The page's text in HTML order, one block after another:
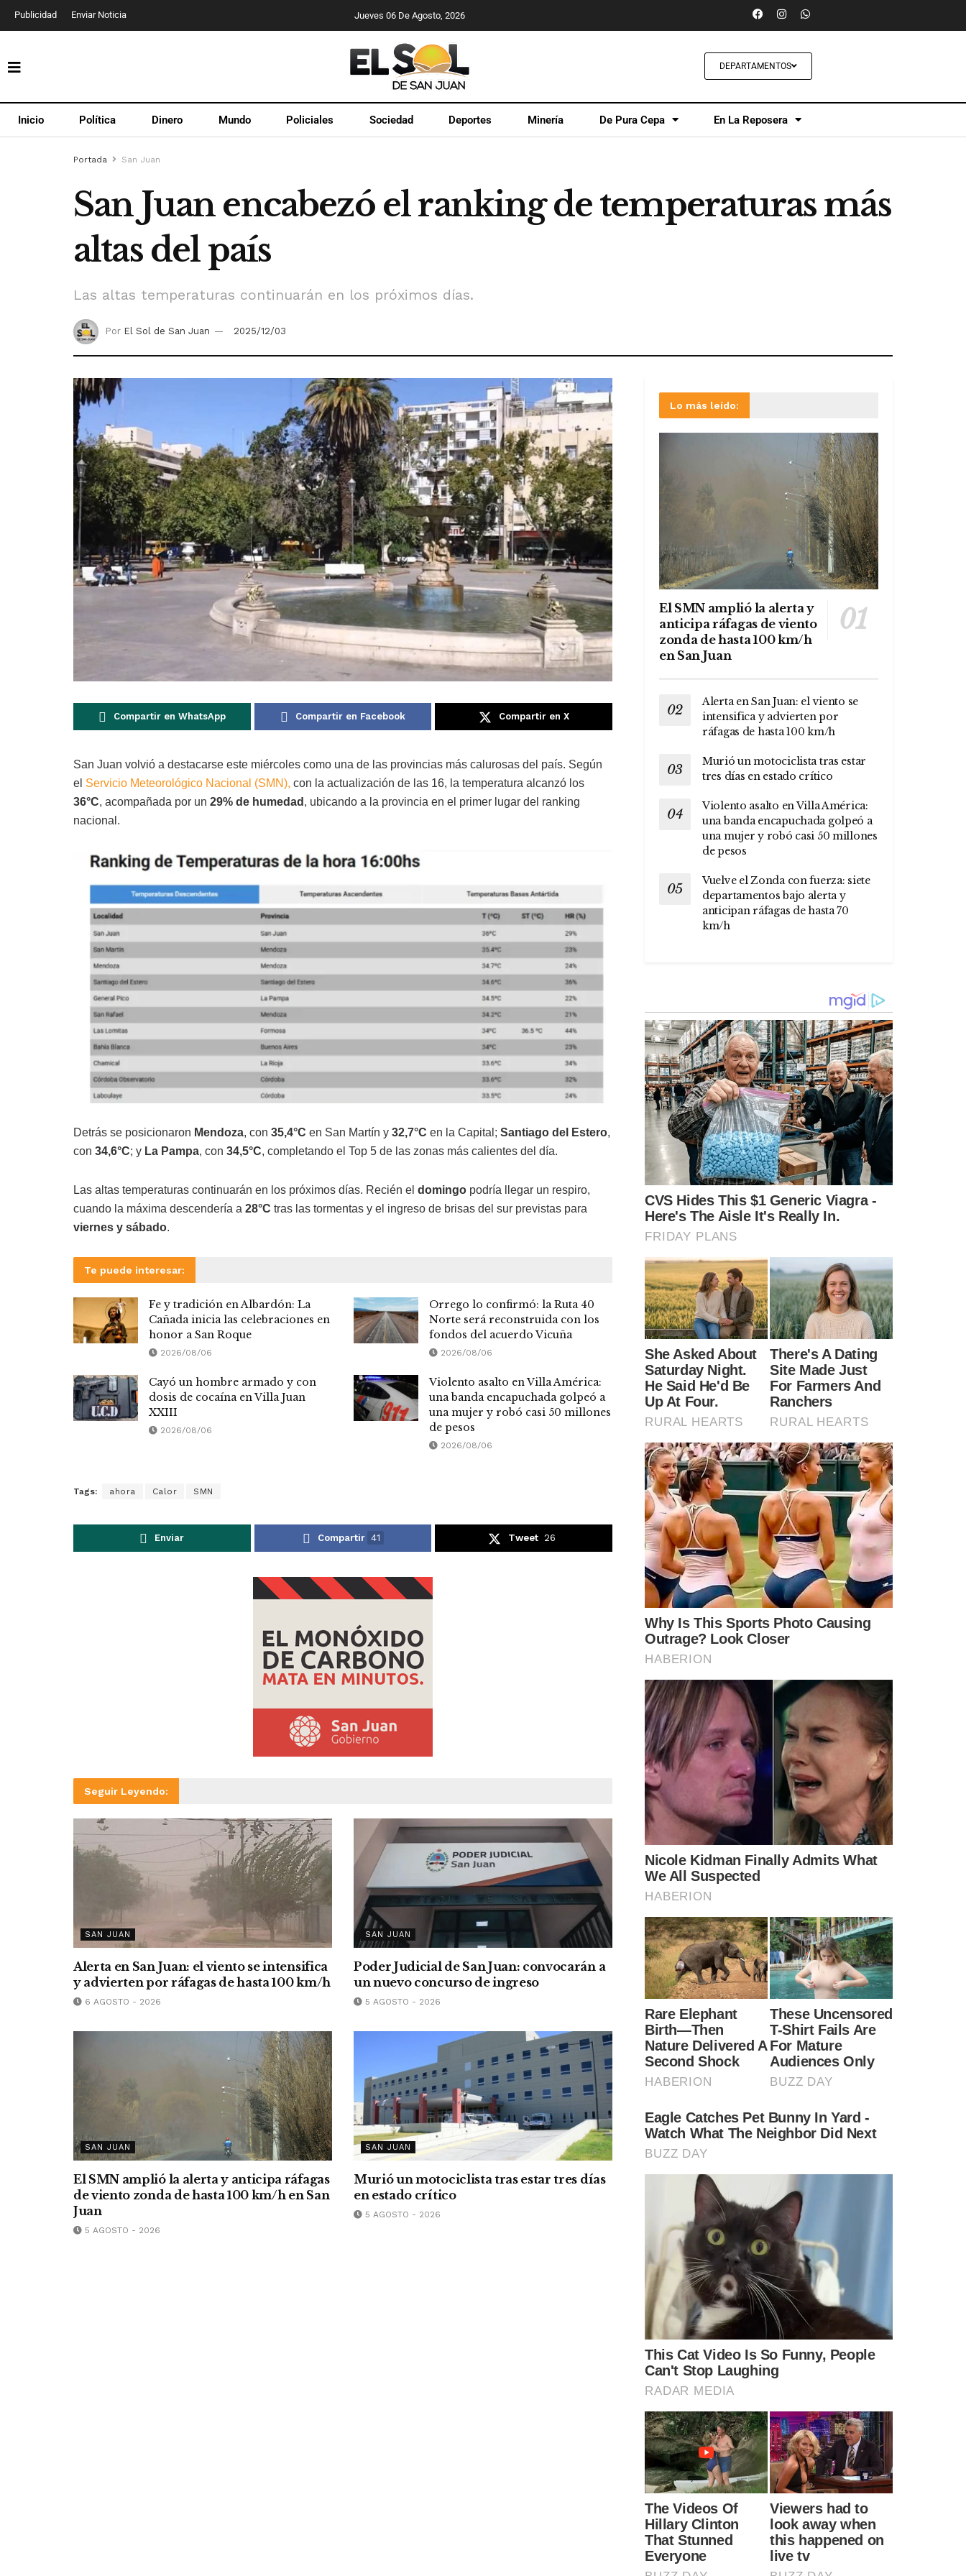
Publicidad Enviar Noticia Jueves 06 De Agosto, 2026
DEPARTAMENTOS
Inicio Política Dinero Mundo Policiales Sociedad Deportes Minería De Pura Cepa En La Reposera
Portada San Juan
San Juan encabezó el ranking de temperaturas más
altas del país
Las altas temperaturas continuarán en los próximos días.
Por El Sol de San Juan 2025/12/03
Compartir en WhatsApp Compartir en Facebook Compartir en X
San Juan volvió a destacarse este miércoles como una de las provincias más calurosas del país. Según
el Servicio Meteorológico Nacional (SMN), con la actualización de las 16, la temperatura alcanzó los
36°C, acompañada por un 29% de humedad , ubicando a la provincia en el primer lugar del ranking
nacional.
Detrás se posicionaron Mendoza, con 35,4°C en San Martín y 32,7°C en la Capital; Santiago del Estero,
con 34,6°C; y La Pampa, con 34,5°C, completando el Top 5 de las zonas más calientes del día.
Las altas temperaturas continuarán en los próximos días. Recién el domingo podría llegar un respiro,
cuando la máxima descendería a 28°C tras las tormentas y el ingreso de brisas del sur previstas para
viernes y sábado.
Te puede interesar:
Fe y tradición en Albardón: La
Cañada inicia las celebraciones en
honor a San Roque
2026/08/06
Orrego lo confirmó: la Ruta 40
Norte será reconstruida con los
fondos del acuerdo Vicuña
2026/08/06
Cayó un hombre armado y con
dosis de cocaína en Villa Juan
XXIII
2026/08/06
Violento asalto en Villa América:
una banda encapuchada golpeó a
una mujer y robó casi 50 millones
de pesos
2026/08/06
Tags: ahora Calor SMN
Enviar Compartir 41 Tweet 26
Seguir Leyendo:
SAN JUAN
Alerta en San Juan: el viento se intensifica
y advierten por ráfagas de hasta 100 km/h
6 AGOSTO - 2026
SAN JUAN
Poder Judicial de San Juan: convocarán a
un nuevo concurso de ingreso
5 AGOSTO - 2026
SAN JUAN
El SMN amplió la alerta y anticipa ráfagas
de viento zonda de hasta 100 km/h en San
Juan
5 AGOSTO - 2026
SAN JUAN
Murió un motociclista tras estar tres días
en estado crítico
5 AGOSTO - 2026
Lo más leído:
El SMN amplió la alerta y
anticipa ráfagas de viento
zonda de hasta 100 km/h
en San Juan
Alerta en San Juan: el viento se
intensifica y advierten por
ráfagas de hasta 100 km/h
Murió un motociclista tras estar
tres días en estado crítico
Violento asalto en Villa América:
una banda encapuchada golpeó a
una mujer y robó casi 50 millones
de pesos
Vuelve el Zonda con fuerza: siete
departamentos bajo alerta y
anticipan ráfagas de hasta 70
km/h